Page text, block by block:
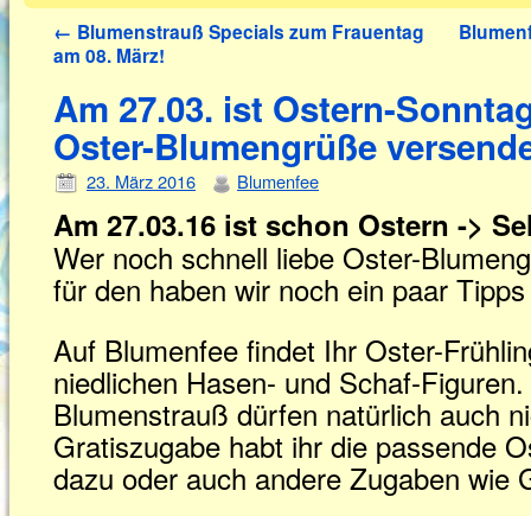
← Blumenstrauß Specials zum Frauentag
am 08. März!
Am 27.03. ist Ostern-
Oster-Blumengrüße
23. März 2016 Blumenfee
Am 27.03.16 ist schon Ostern ->
Wer noch schnell liebe Oster-
für den haben wir noch ein paar
Auf Blumenfee findet Ihr Oster-
niedlichen Hasen- und Schaf-
Blumenstrauß dürfen natürlich auch
Gratiszugabe habt ihr die passende
dazu oder auch andere Zugaben wie